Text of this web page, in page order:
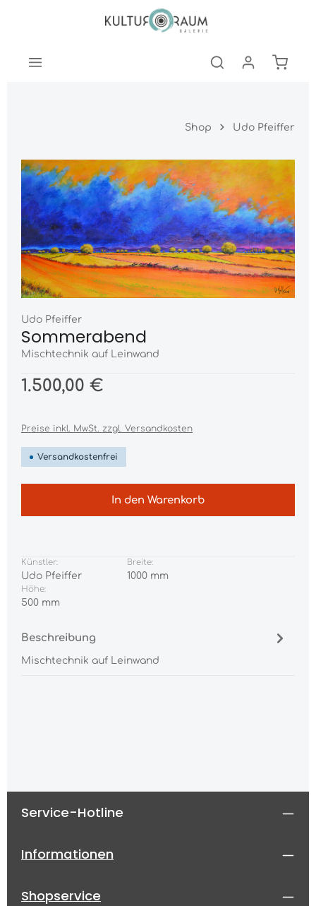
Shop Udo Pfeiffer
Udo Pfeiffer
Sommerabend
Mischtechnik auf Leinwand
1.500,00 €
Preise inkl. MwSt. zzgl. Versandkosten
Versandkostenfrei
In den Warenkorb
Künstler:
Udo Pfeiffer
Breite:
1000 mm
Höhe:
500 mm
Beschreibung
Mischtechnik auf Leinwand
Service-Hotline
Informationen
Shopservice